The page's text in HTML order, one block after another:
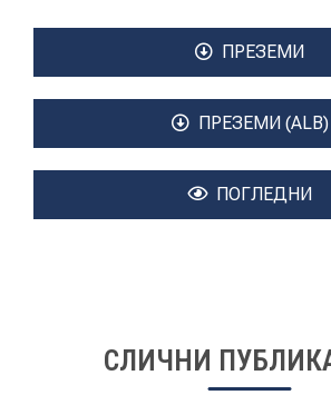
ПРЕЗЕМИ
ПРЕЗЕМИ (ALB)
ПОГЛЕДНИ
СЛИЧНИ